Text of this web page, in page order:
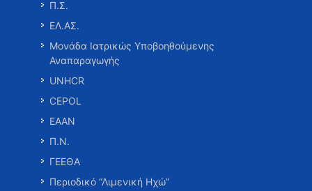
Π.Σ.
ΕΛ.ΑΣ.
Μονάδα Ιατρικώς Υποβοηθούμενης
Αναπαραγωγής
UNHCR
CEPOL
ΕΑΑΝ
Π.Ν.
ΓΕΕΘΑ
Περιοδικό “Λιμενική Ηχώ”